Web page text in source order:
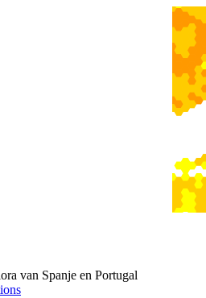
van Spanje en Portugal